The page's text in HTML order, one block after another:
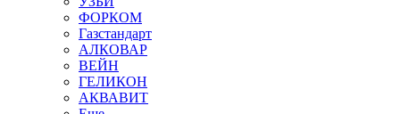
ФОРКОМ
Газстандарт
АЛКОВАР
ВЕЙН
ГЕЛИКОН
АКВАВИТ